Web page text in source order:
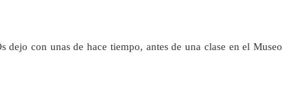
dejo con unas de hace tiempo, antes de una clase en el Museo